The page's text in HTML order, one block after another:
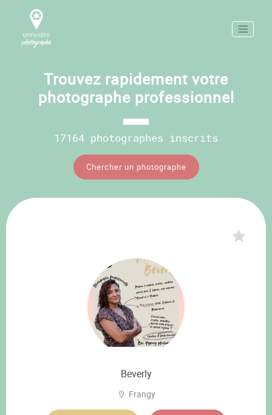
Trouvez rapidement votre
photographe professionnel
17164 photographes inscrits
Chercher un photographe
Beverly
Frangy